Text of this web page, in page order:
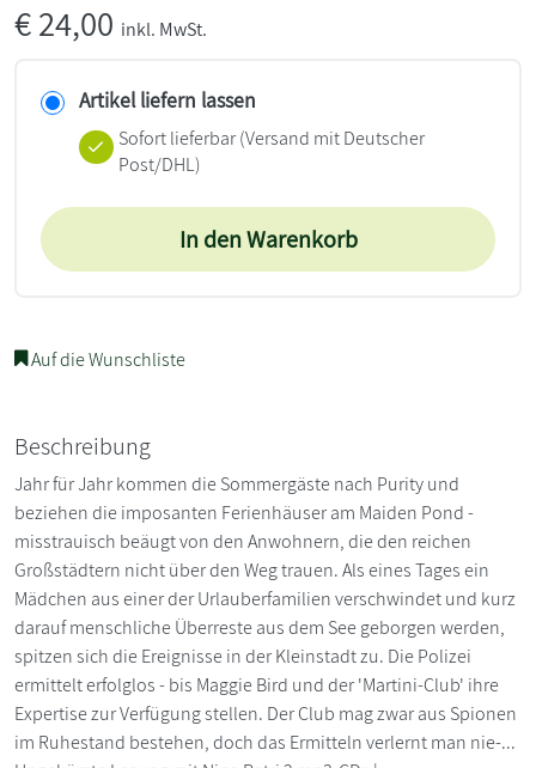
€24,00 inkl. MwSt.
Artikel liefern lassen
Sofort lieferbar(Versand mit Deutscher
Post/DHL)
In den Warenkorb
Auf die Wunschliste
Beschreibung
Jahr für Jahr kommen die Sommergäste nach Purity und
beziehen die imposanten Ferienhäuser am Maiden Pond -
misstrauisch beäugt von den Anwohnern, die den reichen
Großstädtern nicht über den Weg trauen. Als eines Tages ein
Mädchen aus einer der Urlauberfamilien verschwindet und kurz
darauf menschliche Überreste aus dem See geborgen werden,
spitzen sich die Ereignisse in der Kleinstadt zu. Die Polizei
ermittelt erfolglos - bis Maggie Bird und der 'Martini-Club' ihre
Expertise zur Verfügung stellen. Der Club mag zwar aus Spionen
im Ruhestand bestehen, doch das Ermitteln verlernt man nie-...